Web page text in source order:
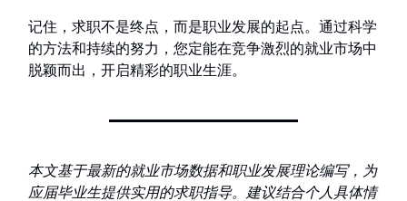
记住，求职不是终点，而是职业发展的起点。通过科学
的方法和持续的努力，您定能在竞争激烈的就业市场中
脱颖而出，开启精彩的职业生涯。
本文基于最新的就业市场数据和职业发展理论编写，为
应届毕业生提供实用的求职指导。建议结合个人具体情